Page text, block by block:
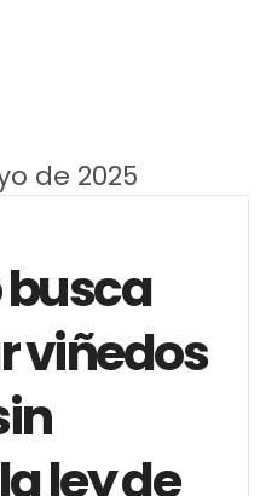
de 2025
viñedos
ley de